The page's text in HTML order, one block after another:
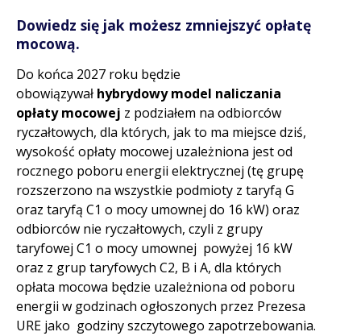
Dowiedz się jak możesz zmniejszyć opłatę
mocową.
Do końca 2027 roku będzie
obowiązywał hybrydowy model naliczania
opłaty mocowej z podziałem na odbiorców
ryczałtowych, dla których, jak to ma miejsce dziś,
wysokość opłaty mocowej uzależniona jest od
rocznego poboru energii elektrycznej (tę grupę
rozszerzono na wszystkie podmioty z taryfą G
oraz taryfą C1 o mocy umownej do 16 kW) oraz
odbiorców nie ryczałtowych, czyli z grupy
taryfowej C1 o mocy umownej powyżej 16 kW
oraz z grup taryfowych C2, B i A, dla których
opłata mocowa będzie uzależniona od poboru
energii w godzinach ogłoszonych przez Prezesa
URE jako godziny szczytowego zapotrzebowania.